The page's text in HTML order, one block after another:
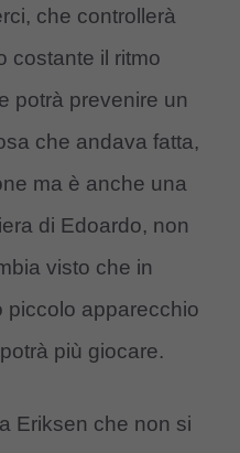
che controllerà
costante il ritmo
potrà prevenire un
che andava fatta,
ma è anche una
di Edoardo, non
visto che in
piccolo apparecchio
più giocare.
Eriksen che non si